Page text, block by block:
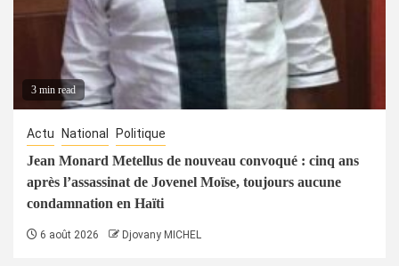
3 min read
Actu National Politique
Jean Monard Metellus de nouveau convoqué : cinq ans
après l’assassinat de Jovenel Moïse, toujours aucune
condamnation en Haïti
6 août 2026 Djovany MICHEL